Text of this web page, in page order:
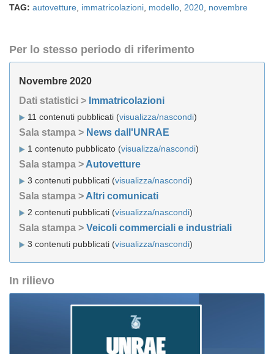
TAG: autovetture immatricolazioni modello 2020 novembre
Per lo stesso periodo di riferimento
Novembre 2020
Dati statistici > Immatricolazioni
11 contenuti pubblicati (visualizza/nascondi)
Sala stampa > News dall'UNRAE
1 contenuto pubblicato (visualizza/nascondi)
Sala stampa > Autovetture
3 contenuti pubblicati (visualizza/nascondi)
Sala stampa > Altri comunicati
2 contenuti pubblicati (visualizza/nascondi)
Sala stampa > Veicoli commerciali e industriali
3 contenuti pubblicati (visualizza/nascondi)
In rilievo